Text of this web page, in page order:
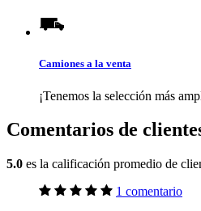
Camiones a la venta
¡Tenemos la selección más
Comentarios de
5.0 es la calificación promedio de
1 comentario